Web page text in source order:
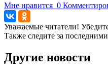
Мне нравится 0
Уважаемые читатели!
Также следите за
Другие новости